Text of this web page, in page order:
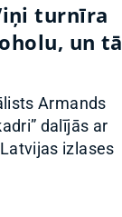
turnīra
un tā
Armands
dalījās ar
izlases